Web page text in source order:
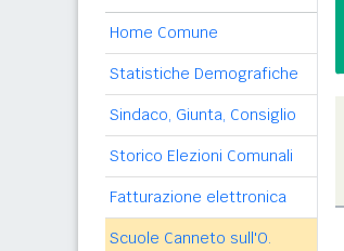
Home Comune
Statistiche Demografiche
Sindaco, Giunta, Consiglio
Storico Elezioni Comunali
Fatturazione elettronica
Scuole Canneto sull'O.